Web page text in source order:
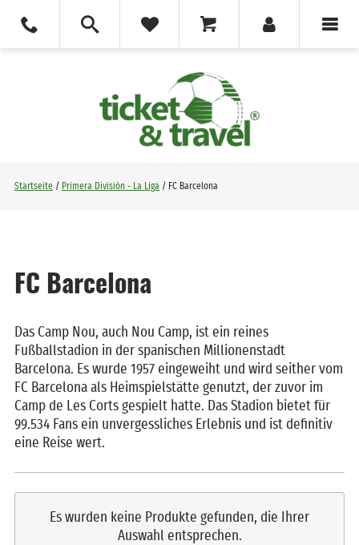
Startseite / Primera División - La Liga / FC Barcelona
FC Barcelona
Das Camp Nou, auch Nou Camp, ist ein reines
Fußballstadion in der spanischen Millionenstadt
Barcelona. Es wurde 1957 eingeweiht und wird seither vom
FC Barcelona als Heimspielstätte genutzt, der zuvor im
Camp de Les Corts gespielt hatte. Das Stadion bietet für
99.534 Fans ein unvergessliches Erlebnis und ist definitiv
eine Reise wert.
Es wurden keine Produkte gefunden, die Ihrer
Auswahl entsprechen.